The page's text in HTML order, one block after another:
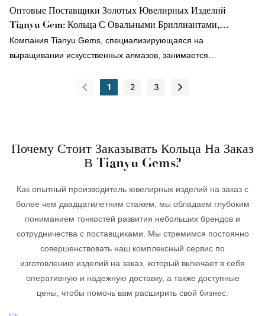
Оптовые Поставщики Золотых Ювелирных Изделий
Tianyu Gem: Кольца С Овальными Бриллиантами,
Выращенными В Лаборатории, Из Желтого И Белого
Золота 14/18 Карат.
Компания Tianyu Gems, специализирующаяся на
выращивании искусственных алмазов, занимается
алмазов необычной огранки. Овальные алмазы отличаются
1 2 3
Почему Стоит Заказывать Кольца На Заказ
В Tianyu Gems?
Как опытный производитель ювелирных изделий на заказ с
более чем двадцатилетним стажем, мы обладаем глубоким
пониманием тонкостей развития небольших брендов и
сотрудничества с поставщиками. Мы стремимся постоянно
совершенствовать наш комплексный сервис по
изготовлению изделий на заказ, который включает в себя
оперативную и надежную доставку, а также доступные
цены, чтобы помочь вам расширить свой бизнес.